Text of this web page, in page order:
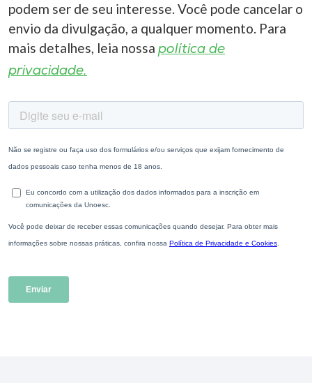
podem ser de seu interesse. Você pode cancelar o
envio da divulgação, a qualquer momento. Para
mais detalhes, leia nossa política de
privacidade.